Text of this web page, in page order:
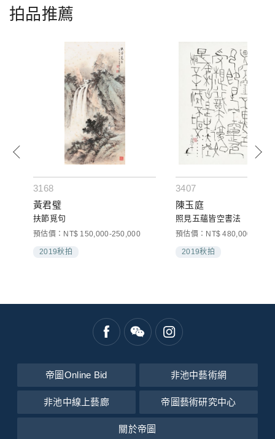
拍品推薦
3168
黃君璧
扶節覓句
預估價：NT$ 150,000-250,000
2019秋拍
3407
陳玉庭
照見五蘊皆空書法
預估價：NT$ 480,000-
2019秋拍
帝圖Online Bid 非池中藝術網
非池中線上藝廊 帝圖藝術研究中心
關於帝圖